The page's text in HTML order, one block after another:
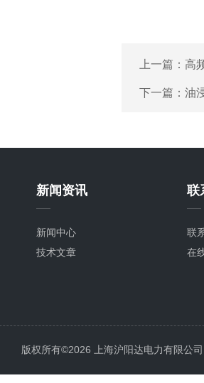
上一篇： 高
下一篇： 油
新闻资讯
新闻中心
技术文章
联
联
在
版权所有©2026 上海沪阳达电力有限公